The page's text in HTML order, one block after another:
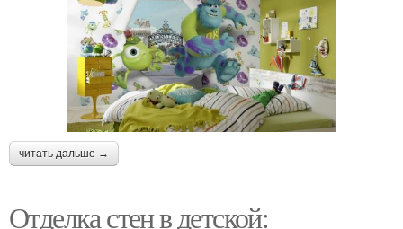
читать дальше →
Отделка стен в детской: